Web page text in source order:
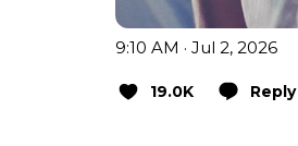
9:10 AM · Jul 2, 2026
19.0K Reply